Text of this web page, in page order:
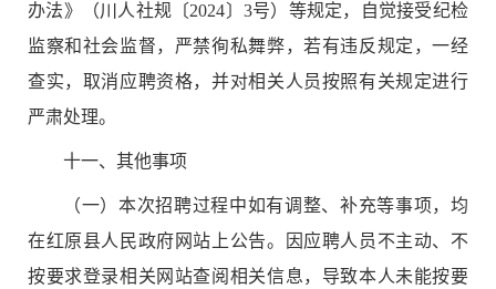
办法》（川人社规〔2024〕 3号）等规定，自觉接受纪检
监察和社会监督，严禁徇私舞弊，若有违反规定，一经
查实，取消应聘资格，并对相关人员按照有关规定进行
严肃处理。
十一、其他事项
（一）本次招聘过程中如有调整、补充等事项，均
在红原县人民政府网站上公告。因应聘人员不主动、不
按要求登录相关网站查阅相关信息，导致本人未能按要